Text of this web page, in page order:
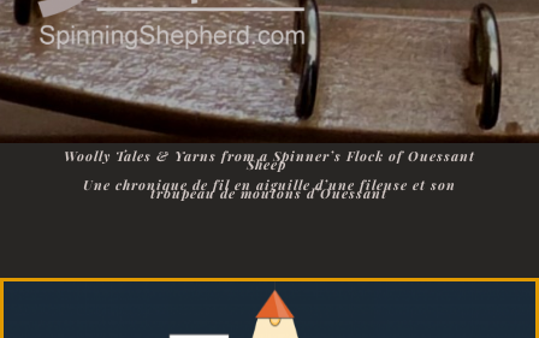
Woolly Tales & Yarns from a Spinner’s Flock of Ouessant
Sheep
Une chronique de fil en aiguille d’une fileuse et son
troupeau de moutons d’Ouessant